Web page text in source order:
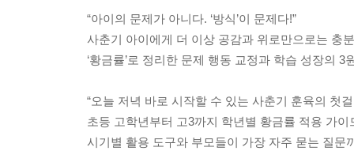
“아이의 문제가 아니다. ‘방식’이 문제다!”
사춘기 아이에게 더 이상 공감과 위로만으로는 충
‘황금률’로 정리한 문제 행동 교정과 학습 성장의 3
“오늘 저녁 바로 시작할 수 있는 사춘기 훈육의 첫걸
초등 고학년부터 고3까지 학년별 황금률 적용 가이
시기별 활용 도구와 부모들이 가장 자주 묻는 질문